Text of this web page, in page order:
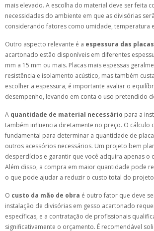
mais elevado. A escolha do material deve ser feita
necessidades do ambiente em que as divisórias
considerando fatores como umidade, temperatura
Outro aspecto relevante é a espessura das placas
acartonado estão disponíveis em diferentes
mm a 15 mm ou mais. Placas mais espessas
resistência e isolamento acústico, mas também
escolher a espessura, é importante avaliar o
desempenho, levando em conta o uso pretendido
A quantidade de material necessário para a
também influencia diretamente no preço. O cálculo
fundamental para determinar a quantidade de
outros acessórios necessários. Um projeto bem
desperdícios e garantir que você adquira apenas o
Além disso, a compra em maior quantidade pode
o que pode ajudar a reduzir o custo total do
O custo da mão de obra é outro fator que deve
instalação de divisórias em gesso acartonado
específicas, e a contratação de profissionais
significativamente o orçamento. É recomendável